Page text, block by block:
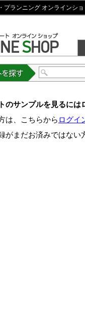
プランニング オンラインシ
のサンプルを見るには
は、こちらから ログイ
がまだお済みではない